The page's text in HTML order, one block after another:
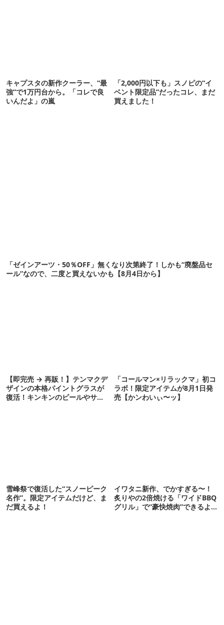
キャプスタの新作クーラー、“最
強”で1万円台から。「コレで良
いんだよ」の嵐
「2,000円以下も」スノピの“イ
ベント限定品”だったコレ、まだ
買えました！
「ゼインアーツ・50％OFF」無くなり次第終了！しかも“廃盤品セ
ール”なので、二度と買えないかも【8月4日から】
【即完売 → 再販！】テンマクデ
ザインの本格パイントグラスが
復活！キンキンのビールやサワ
「コールマン×リラックマ」初コ
ラボ！限定アイテムが8月1日発
売【かンわいぃ〜ッ】
雪峰祭で復活した“スノーピーク
名作”。限定アイテムだけど、ま
だ買えるよ！
イワタニ新作、でかすぎる〜！
炙りやの2倍焼ける「ワイドBBQ
グリル」で“豪快焼肉”できるよ